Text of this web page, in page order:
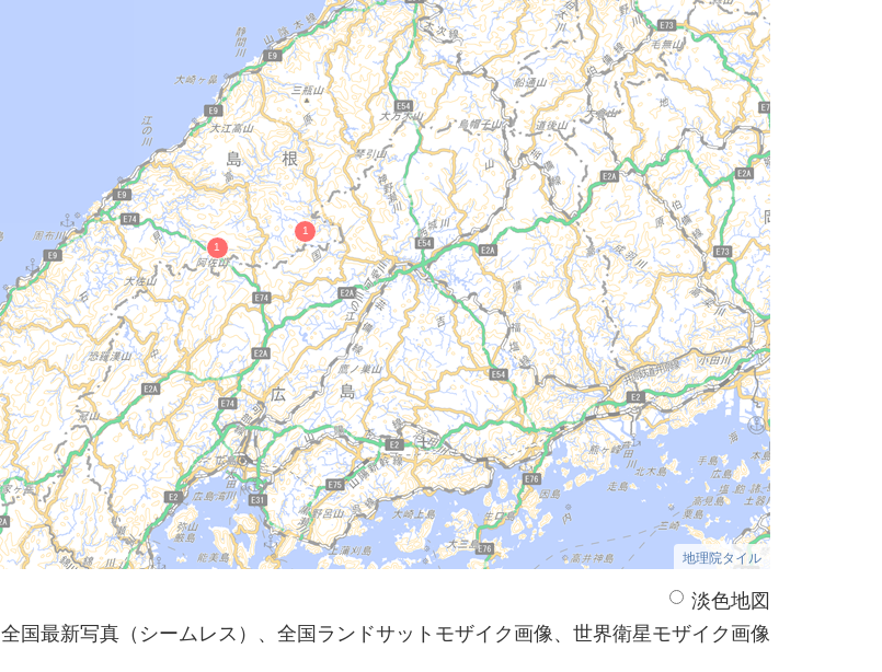
地理院タイル
淡色地図
全国最新写真（シームレス）、全国ランドサットモザイク画像、世界衛星モザイク画像